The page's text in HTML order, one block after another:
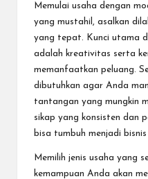
Memulai usaha dengan
yang mustahil, asalkan
yang tepat. Kunci utama
adalah kreativitas serta
memanfaatkan peluang.
dibutuhkan agar Anda
tantangan yang mungkin
sikap yang konsisten dan
bisa tumbuh menjadi bisnis
Memilih jenis usaha yang
kemampuan Anda akan